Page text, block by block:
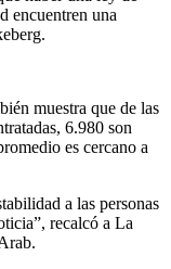
encuentren una
muestra que de las
6.980 son
es cercano a
a las personas
recalcó a La